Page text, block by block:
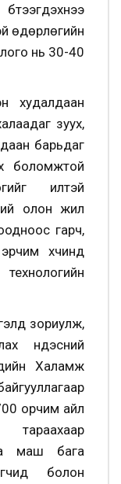
өдөрлөгийн
нь 30-40
худалдаан
зуух,
барьдаг
боломжтой
илүүтэй
олон жил
гарч,
хүчинд
зориулж,
үндэсний
Халамж
орчим айл
маш бага
болон